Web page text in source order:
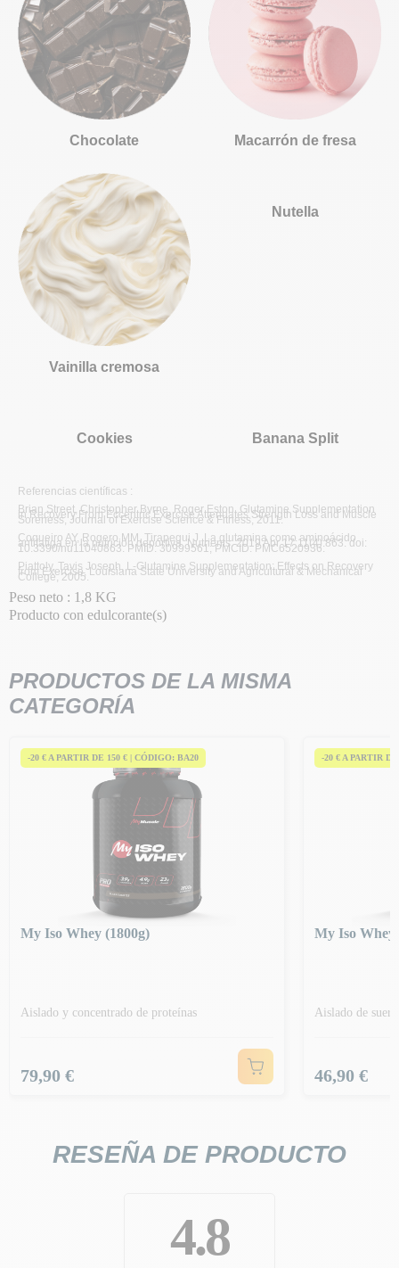
Chocolate Macarrón de fresa
Vainilla cremosa
Nutella
Cookies Banana Split
Referencias científicas :
Brian Street, Christopher Byrne, Roger Eston, Glutamine Supplementation
in Recovery From Eccentric Exercise Attenuates Strength Loss and Muscle
Soreness, Journal of Exercise Science & Fitness, 2011.
Coqueiro AY, Rogero MM, Tirapegui J. La glutamina como aminoácido
antifatiga en la nutrición deportiva. Nutrients. 2019 Abr 17;11(4):863. doi:
10.3390/nu11040863. PMID: 30999561; PMCID: PMC6520936.
Piattoly, Tavis Joseph, L-Glutamine Supplementation: Effects on Recovery
from Exercise, Louisiana State University and Agricultural & Mechanical
College, 2005.
Peso neto : 1,8 KG
Producto con edulcorante(s)
PRODUCTOS DE LA MISMA
CATEGORÍA
-20 € A PARTIR DE 150 € | CÓDIGO: BA20
My Iso Whey (1800g)
Aislado y concentrado de proteínas
Precio
79,90 €
-20 € A PARTIR
My Iso Whey
Aislado de
Precio
46,90 €
RESEÑA DE PRODUCTO
4.8